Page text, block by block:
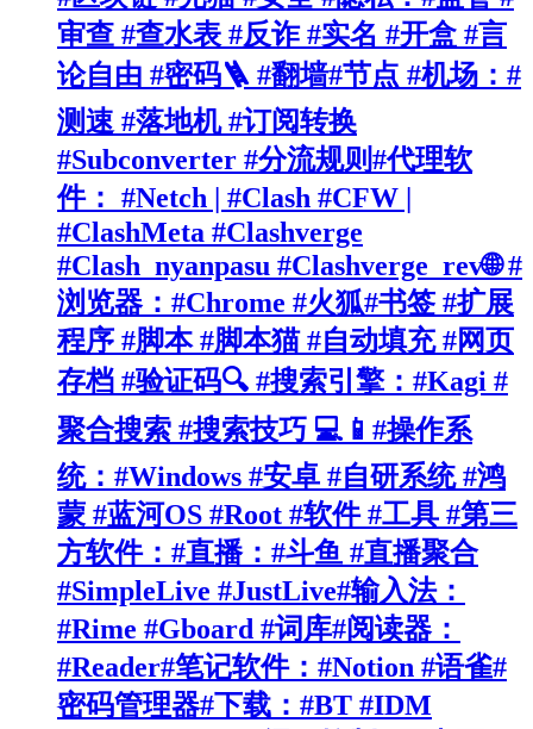
审查 #查水表 #反诈 #实名 #开盒 #言
论自由 #密码🪜 #翻墙#节点 #机场：#
测速 #落地机 #订阅转换
#Subconverter #分流规则#代理软
件： #Netch | #Clash #CFW |
#ClashMeta #Clashverge
#Clash_nyanpasu #Clashverge_rev🌐 #
浏览器：#Chrome #火狐#书签 #扩展
程序 #脚本 #脚本猫 #自动填充 #网页
存档 #验证码🔍 #搜索引擎：#Kagi #
聚合搜索 #搜索技巧 💻📱#操作系
统：#Windows #安卓 #自研系统 #鸿
蒙 #蓝河OS #Root #软件 #工具 #第三
方软件：#直播：#斗鱼 #直播聚合
#SimpleLive #JustLive#输入法：
#Rime #Gboard #词库#阅读器：
#Reader#笔记软件：#Notion #语雀#
密码管理器#下载：#BT #IDM